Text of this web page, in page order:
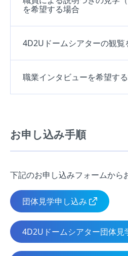
を希望する場合
4D2Uドームシアターの観覧
職業インタビューを希望す
お申し込み手順
下記のお申し込みフォームから
団体見学申し込み
4D2Uドームシアター団体見